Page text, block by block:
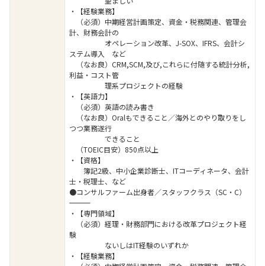
・【経験業務】
（必須）中期経営計画策定、資金・税務関連、管理会
計、財務会計の
オペレーション改革、J-SOX、IFRS、会計シ
ステム導入 など
（なお良）CRM,SCM,及び,これらに付随する統計分析,
利益・コスト管
理系プロジェクトの経験
・【英語力】
（必須）英語の読み書き
（なお良）Oralもできること／海外とのやり取りをし
つつ業務遂行
できること
（TOEIC目安）850点以上
・【資格】
簿記2級、中小企業診断士、ITコーディネータ、会計
士・税理士、など
●コンサルファーム出身者／スタッフクラス（SC・C）
――――――――――――――――――――――――――――――――
・【専門領域】
（必須）経理・財務部門における改革プロジェクト経
験
ないしはIT経験のいずれか
・【経験業務】